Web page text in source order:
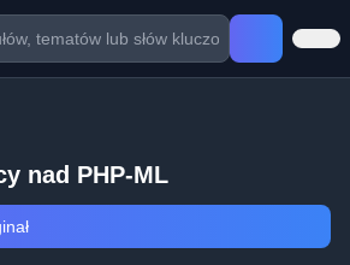
nad PHP-ML